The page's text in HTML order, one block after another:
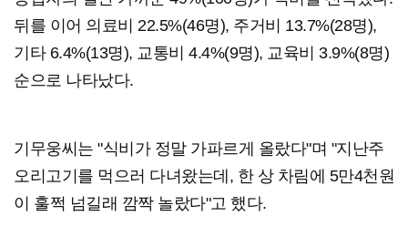
뒤를 이어 의료비 22.5%(46명), 주거비 13.7%(28명),
기타 6.4%(13명), 교통비 4.4%(9명), 교육비 3.9%(8명)
순으로 나타났다.
기무웅씨는 "식비가 정말 가파르게 올랐다"며 "지난주
오리고기를 먹으러 다녀왔는데, 한 상 차림에 5만4천원
이 훌쩍 넘길래 깜짝 놀랐다"고 했다.